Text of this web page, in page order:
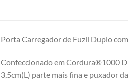
Porta Carregador de Fuzil Duplo
Confeccionado em Cordura®1000
3,5cm(L) parte mais fina e puxador